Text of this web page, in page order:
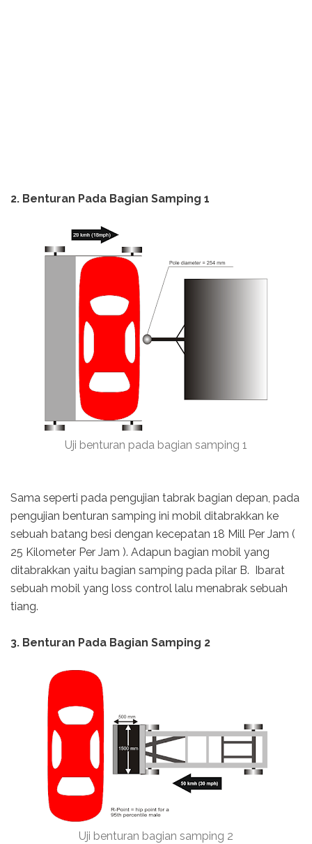
2. Benturan Pada Bagian Samping 1
Uji benturan pada bagian samping 1
Sama seperti pada pengujian tabrak bagian depan, pada
pengujian benturan samping ini mobil ditabrakkan ke
sebuah batang besi dengan kecepatan 18 Mill Per Jam (
25 Kilometer Per Jam ). Adapun bagian mobil yang
ditabrakkan yaitu bagian samping pada pilar B. Ibarat
sebuah mobil yang loss control lalu menabrak sebuah
tiang.
3. Benturan Pada Bagian Samping 2
Uji benturan bagian samping 2